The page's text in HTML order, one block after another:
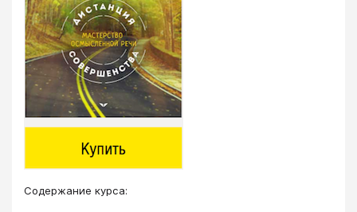
Содержание курса: